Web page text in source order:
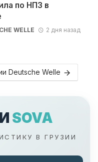
по НПЗ в
WELLE
2 дня назад
Deutsche Welle
SOVA
В ГРУЗИИ